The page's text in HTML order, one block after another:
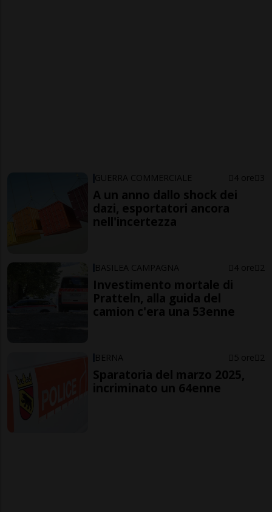
GUERRA COMMERCIALE 4 ore 3
A un anno dallo shock dei
dazi, esportatori ancora
nell'incertezza
BASILEA CAMPAGNA 4 ore 2
Investimento mortale di
Pratteln, alla guida del
camion c'era una 53enne
BERNA 5 ore 2
Sparatoria del marzo 2025,
incriminato un 64enne